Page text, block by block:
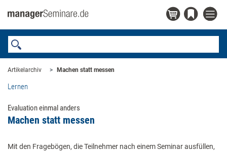
Artikelarchiv Machen statt messen
Lernen
Evaluation einmal anders
Machen statt messen
Mit den Fragebögen, die Teilnehmer nach einem Seminar ausfüllen,